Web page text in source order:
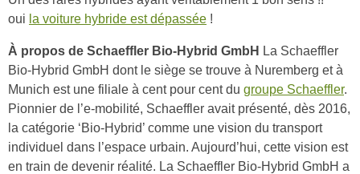
oui la voiture hybride est dépassée !
À propos de Schaeffler Bio-Hybrid GmbH La Schaeffler
Bio-Hybrid GmbH dont le siège se trouve à Nuremberg et à
Munich est une filiale à cent pour cent du groupe Schaeffler.
Pionnier de l’e-mobilité, Schaeffler avait présenté, dès 2016,
la catégorie ‘Bio-Hybrid’ comme une vision du transport
individuel dans l’espace urbain. Aujourd’hui, cette vision est
en train de devenir réalité. La Schaeffler Bio-Hybrid GmbH a